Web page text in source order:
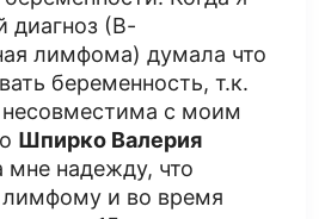
диагноз (В-
лимфома) думала что
беременность, т.к.
с моим
Шпирко Валерия
мне надежду, что
и во время